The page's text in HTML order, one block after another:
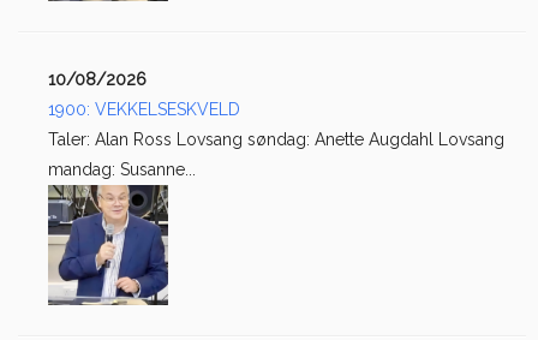
10/08/2026
1900: VEKKELSESKVELD
Taler: Alan Ross Lovsang søndag: Anette Augdahl Lovsang
mandag: Susanne...